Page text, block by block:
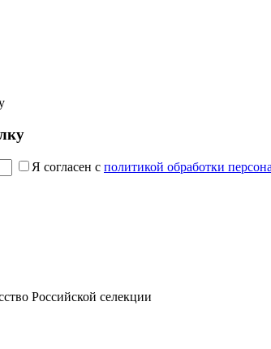
Я согласен с политикой обработки
Российской селекции